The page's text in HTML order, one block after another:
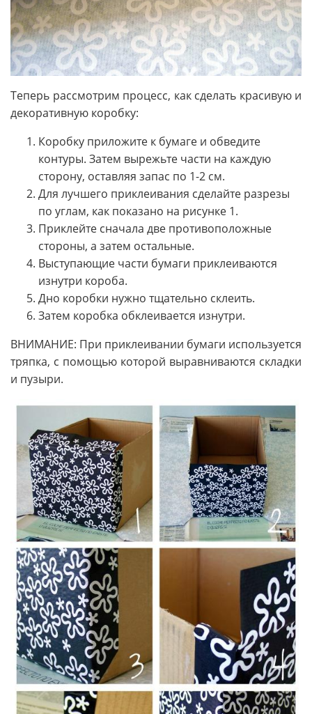
Теперь рассмотрим процесс, как сделать красивую и
декоративную коробку:
Коробку приложите к бумаге и обведите
контуры. Затем вырежьте части на каждую
сторону, оставляя запас по 1-2 см.
Для лучшего приклеивания сделайте разрезы
по углам, как показано на рисунке 1.
Приклейте сначала две противоположные
стороны, а затем остальные.
Выступающие части бумаги приклеиваются
изнутри короба.
Дно коробки нужно тщательно склеить.
Затем коробка обклеивается изнутри.
ВНИМАНИЕ: При приклеивании бумаги используется
тряпка, с помощью которой выравниваются складки
и пузыри.